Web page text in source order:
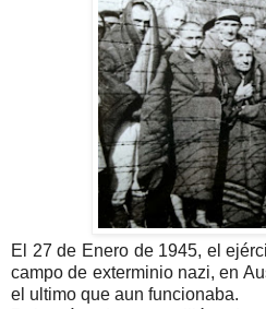
El 27 de Enero de 1945, el
campo de exterminio nazi, en
el ultimo que aun funcionaba.